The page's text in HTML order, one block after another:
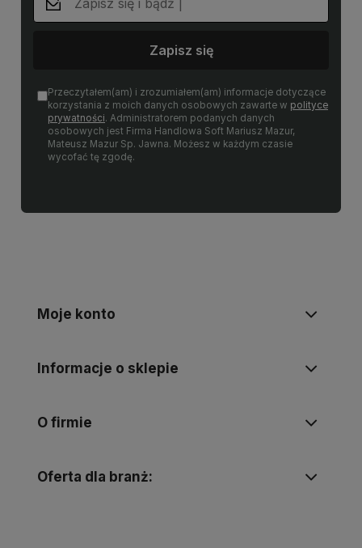
Zapisz się
Przeczytałem(am) i zrozumiałem(am) informacje dotyczące
korzystania z moich danych osobowych zawarte w polityce
prywatności. Administratorem podanych danych
osobowych jest Firma Handlowa Soft Mariusz Mazur,
Mateusz Mazur Sp. Jawna. Możesz w każdym czasie
wycofać tę zgodę.
Moje konto
Informacje o sklepie
O firmie
Oferta dla branż: